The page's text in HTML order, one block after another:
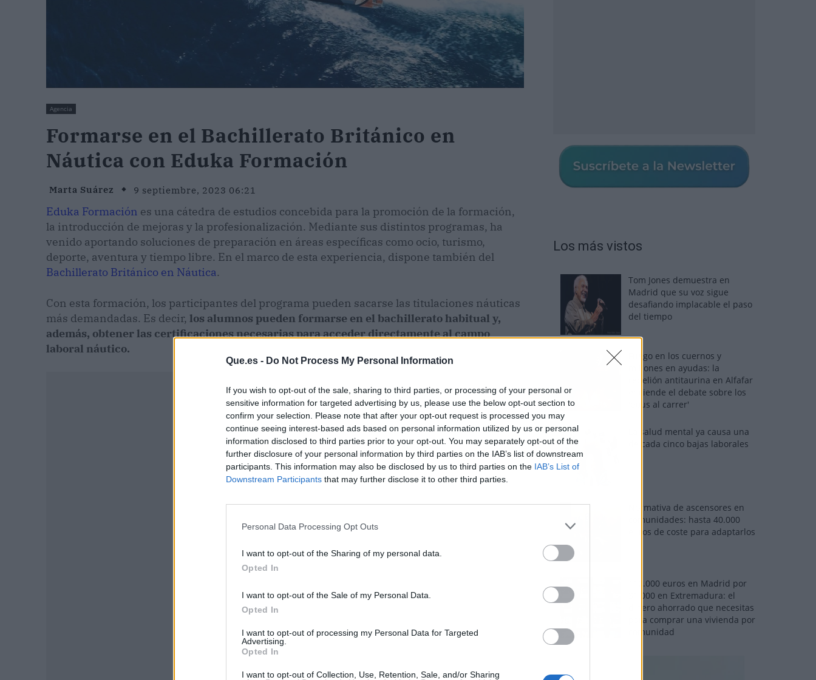
Que.es - Do Not Process My Personal Information
If you wish to opt-out of the sale, sharing to third parties, or processing of your personal or
sensitive information for targeted advertising by us, please use the below opt-out section to
confirm your selection. Please note that after your opt-out request is processed you may
continue seeing interest-based ads based on personal information utilized by us or personal
information disclosed to third parties prior to your opt-out. You may separately opt-out of the
further disclosure of your personal information by third parties on the IAB’s list of downstream
participants. This information may also be disclosed by us to third parties on the IAB’s List of
Downstream Participants that may further disclose it to other third parties.
Personal Data Processing Opt Outs
I want to opt-out of the Sharing of my personal data.
Opted In
I want to opt-out of the Sale of my Personal Data.
Opted In
I want to opt-out of processing my Personal Data for Targeted
Advertising.
Opted In
I want to opt-out of Collection, Use, Retention, Sale, and/or Sharing
Agencia
Formarse en el Bachillerato Británico en
Náutica con Eduka Formación
Marta Suárez 9 septiembre, 2023 06:21
Eduka Formación es una cátedra de estudios concebida para la promoción de la formación,
la introducción de mejoras y la profesionalización. Mediante sus distintos programas, ha
venido aportando soluciones de preparación en áreas específicas como ocio, turismo,
deporte, aventura y tiempo libre. En el marco de esta experiencia, dispone también del
Bachillerato Británico en Náutica.
Con esta formación, los participantes del programa pueden sacarse las titulaciones náuticas
más demandadas. Es decir, los alumnos pueden formarse en el bachillerato habitual y,
además, obtener las certificaciones necesarias para acceder directamente al campo
laboral náutico.
Publicidad
Los más vistos
Tom Jones demuestra en
Madrid que su voz sigue
desafiando implacable el paso
del tiempo
Fuego en los cuernos y
millones en ayudas: la
rebelión antitaurina en Alfafar
enciende el debate sobre los
'bous al carrer'
La salud mental ya causa una
de cada cinco bajas laborales
Normativa de ascensores en
comunidades: hasta 40.000
euros de coste para adaptarlos
110.000 euros en Madrid por
31.000 en Extremadura: el
dinero ahorrado que necesitas
para comprar una vivienda por
comunidad